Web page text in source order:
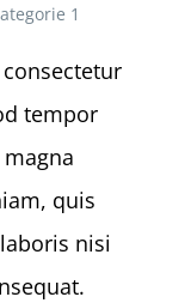
1
tempor
quis
nisi